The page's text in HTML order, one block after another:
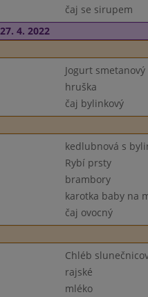
čaj se sirupem
4. 2022
Jogurt
hruška
čaj bylinkový
kedlubnová s
Rybí prsty
brambory
karotka baby na
čaj ovocný
Chléb
rajské
mléko